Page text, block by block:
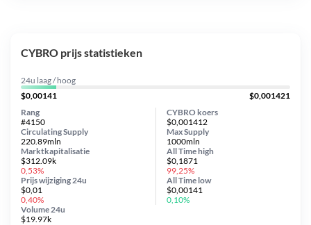
CYBRO prijs statistieken
24u laag / hoog
$0,00141
$0,001421
CYBRO koers
$0,001412
Circulating Supply
220.89mln
Prijs wijziging 24u
$0,01
0,40%
Max Supply
1000mln
Marktkapitalisatie
$312.09k
0,53%
Volume 24u
$19.97k
Rang
#4150
All Timehigh
$0,1871
99,25%
All Time low
$0,00141
0,10%